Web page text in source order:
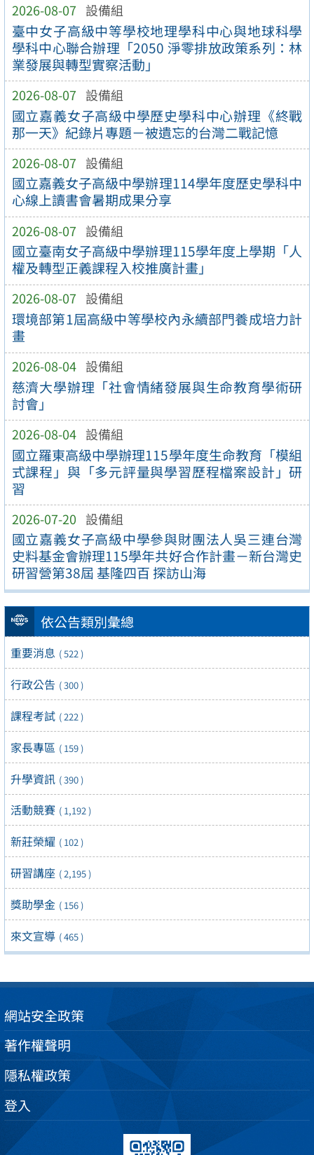
2026-08-07 設備組
臺中女子高級中等學校地理學科中心與地球科學
學科中心聯合辦理「2050 淨零排放政策系列：林
業發展與轉型實察活動」
2026-08-07 設備組
國立嘉義女子高級中學歷史學科中心辦理《終戰
那一天》紀錄片專題－被遺忘的台灣二戰記憶
2026-08-07 設備組
國立嘉義女子高級中學辦理114學年度歷史學科中
心線上讀書會暑期成果分享
2026-08-07 設備組
國立臺南女子高級中學辦理115學年度上學期「人
權及轉型正義課程入校推廣計畫」
2026-08-07 設備組
環境部第1屆高級中等學校內永續部門養成培力計
畫
2026-08-04 設備組
慈濟大學辦理「社會情緒發展與生命教育學術研
討會」
2026-08-04 設備組
國立羅東高級中學辦理115學年度生命教育「模組
式課程」與「多元評量與學習歷程檔案設計」研
習
2026-07-20 設備組
國立嘉義女子高級中學參與財團法人吳三連台灣
史料基金會辦理115學年共好合作計畫－新台灣史
研習營第38屆 基隆四百 探訪山海
依公告類別彙總
重要消息 ( 522 )
行政公告 ( 300 )
課程考試 ( 222 )
家長專區 ( 159 )
升學資訊 ( 390 )
活動競賽 ( 1,192 )
新莊榮耀 ( 102 )
研習講座 ( 2,195 )
獎助學金 ( 156 )
來文宣導 ( 465 )
網站安全政策
著作權聲明
隱私權政策
登入